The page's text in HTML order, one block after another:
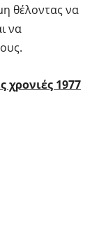
θέλοντας να
να
χρονιές 1977